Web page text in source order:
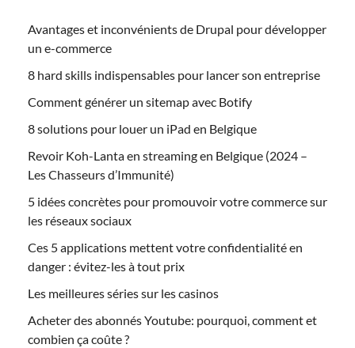
Avantages et inconvénients de Drupal pour développer
un e-commerce
8 hard skills indispensables pour lancer son entreprise
Comment générer un sitemap avec Botify
8 solutions pour louer un iPad en Belgique
Revoir Koh-Lanta en streaming en Belgique (2024 –
Les Chasseurs d’Immunité)
5 idées concrètes pour promouvoir votre commerce sur
les réseaux sociaux
Ces 5 applications mettent votre confidentialité en
danger : évitez-les à tout prix
Les meilleures séries sur les casinos
Acheter des abonnés Youtube: pourquoi, comment et
combien ça coûte ?